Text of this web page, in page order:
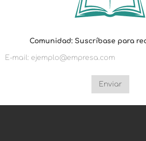
o
u
i
d
a
Comunidad: Suscríbase para
Enviar